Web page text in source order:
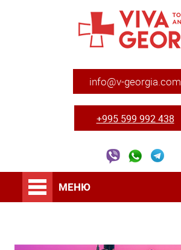
info@v-georgia.com
+995 599 992 438
МЕНЮ